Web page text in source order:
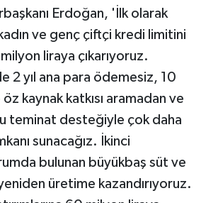
Erdoğan, 'İlk olarak
ve genç çiftçi kredi limitini
liraya çıkarıyoruz.
2 yıl ana para ödemesiz, 10
kaynak katkısı aramadan ve
teminat desteğiyle çok daha
sunacağız. İkinci
bulunan büyükbaş süt ve
üretime kazandırıyoruz.